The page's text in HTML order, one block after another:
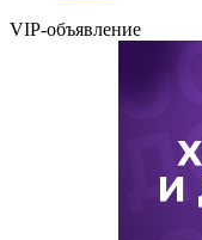
VIP-объявление